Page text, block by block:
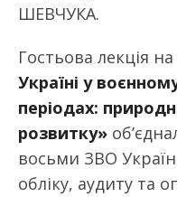
ШЕВЧУКА.
Гостьова лекція
Україні у
періодах:
розвитку»
восьми ЗВО
обліку, аудиту та